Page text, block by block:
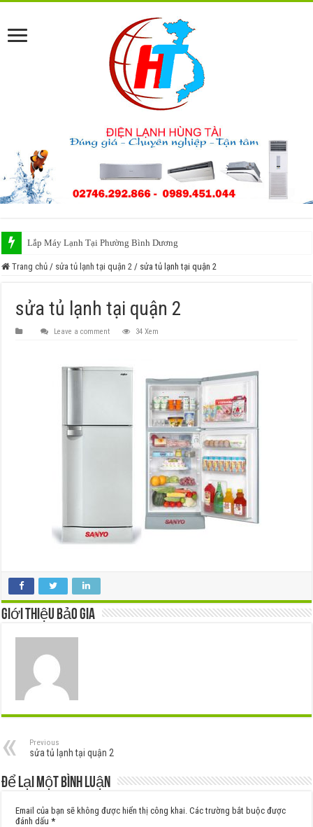
Lắp Máy Lạnh Tại Phường Bình Dương
Trang chủ / sửa tủ lạnh tại quận 2 / sửa tủ lạnh tại quận 2
sửa tủ lạnh tại quận 2
Leave a comment 34 Xem
Giới thiệu Bảo Gia
Previous
sửa tủ lạnh tại quận 2
Để lại một bình luận
Email của bạn sẽ không được hiển thị công khai. Các trường bắt buộc được
đánh dấu*